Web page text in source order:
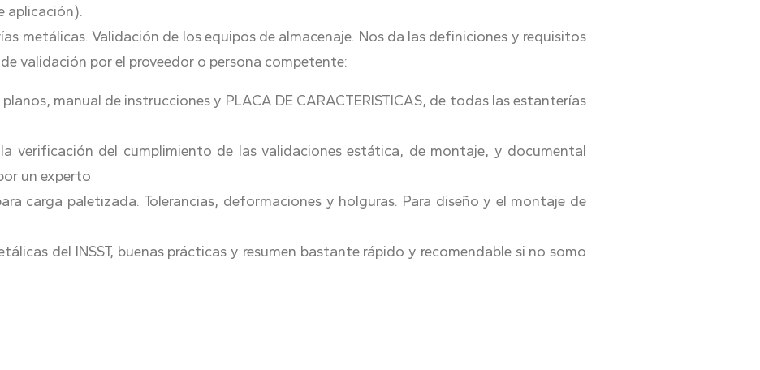
aplicación).
metálicas. Validación de los equipos de almacenaje. Nos da las definiciones y requisitos
validación por el proveedor o persona competente:
manual de instrucciones y PLACA DE CARACTERISTICAS, de todas las estanterías
verificación del cumplimiento de las validaciones estática, de montaje, y documental
un experto
carga paletizada. Tolerancias, deformaciones y holguras. Para diseño y el montaje de
del INSST, buenas prácticas y resumen bastante rápido y recomendable si no somo